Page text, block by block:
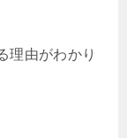
理由がわかり